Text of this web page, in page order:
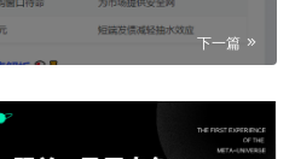
下一篇